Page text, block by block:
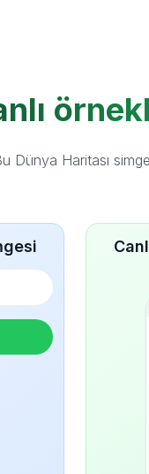
Dünya Haritası